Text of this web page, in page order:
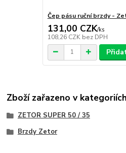
Čep pásu ruční brzdy -
131,00 CZK/ks
108,26 CZK bez DPH
Zboží zařazeno v kategoriích
ZETOR SUPER 50 / 35
Brzdy Zetor